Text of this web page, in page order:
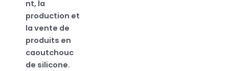
nt, la
production et
la vente de
produits en
caoutchouc
de silicone.